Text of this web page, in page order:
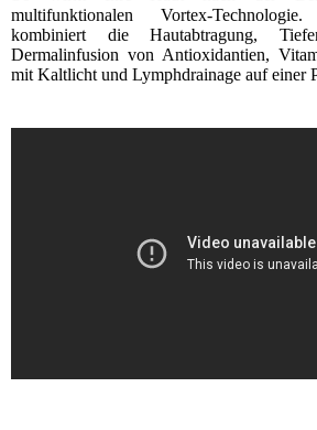
multifunktionalen Vortex-
kombiniert die Hautabtragung,
Dermalinfusion von Antioxidantien,
mit Kaltlicht und Lymphdrainage auf einer